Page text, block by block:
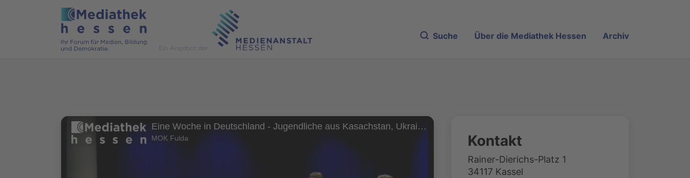
Suche Über die Mediathek Hessen Archiv
Eine Woche in Deutschland - Jugendliche aus Kasachstan, Ukraine und Polen zu Besuch
MOK Fulda Kontakt
Rainer-Dierichs-Platz 1
34117 Kassel